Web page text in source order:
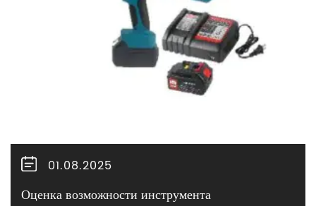
01.08.2025
Оценка возможности инструмента